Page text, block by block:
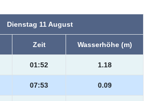
Dienstag 11 August
Zeit Wasserhöhe (m)
01:52 1.18
07:53 0.09